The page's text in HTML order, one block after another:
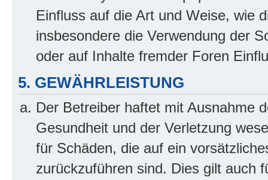
Einfluss auf die Art und Weise, wie
insbesondere die Verwendung der
oder auf Inhalte fremder Foren
5. GEWÄHRLEISTUNG
Der Betreiber haftet mit Ausnahme
Gesundheit und der Verletzung
für Schäden, die auf ein
zurückzuführen sind. Dies gilt auch